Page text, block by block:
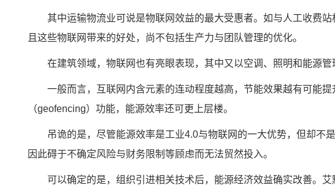
其中运输物流业可说是物联网效益的最大受惠者。如与人工收费
且这些物联网带来的好处，尚不包括生产力与团队管理的优化。
在建筑领域，物联网也有亮眼表现，其中又以空调、照明和能源
一般而言，互联网内含元素的连动程度越高，节能效果越有可能
（geofencing）功能，能源效率还可更上层楼。
吊诡的是，尽管能源效率是工业4.0与物联网的一大优势，但却不
因此碍于不确定风险与财务限制等顾虑而无法贸然投入。
可以确定的是，组织引进相关技术后，能源经济效益确实改善。